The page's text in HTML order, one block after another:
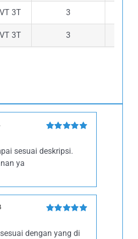
3T 3
3T 3
sesuai deskripsi.
ya
dengan yang di